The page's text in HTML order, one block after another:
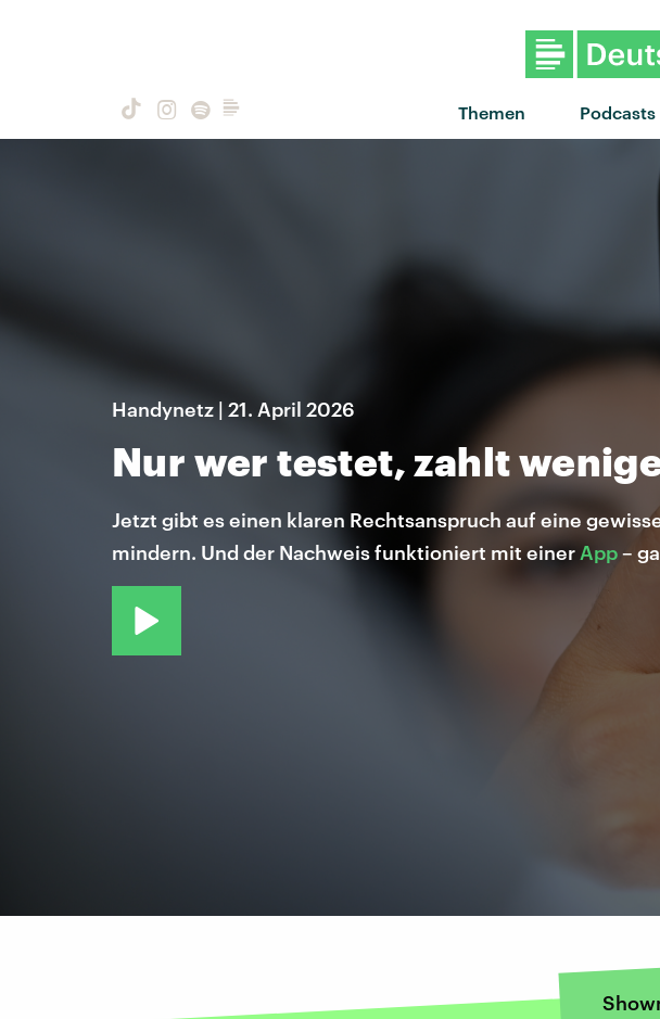
Themen Podcasts
Handynetz | 21. April 2026
Nur wer testet, zahlt
Jetzt gibt es einen klaren Rechtsanspruch auf eine
mindern. Und der Nachweis funktioniert mit einer App–